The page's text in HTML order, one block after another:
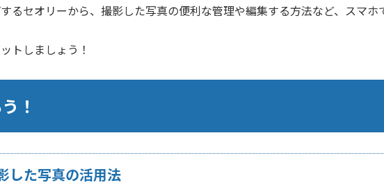
るセオリーから、撮影した写真の便利な管理や編集する方法など、スマ
トしましょう！
！
した写真の活用法